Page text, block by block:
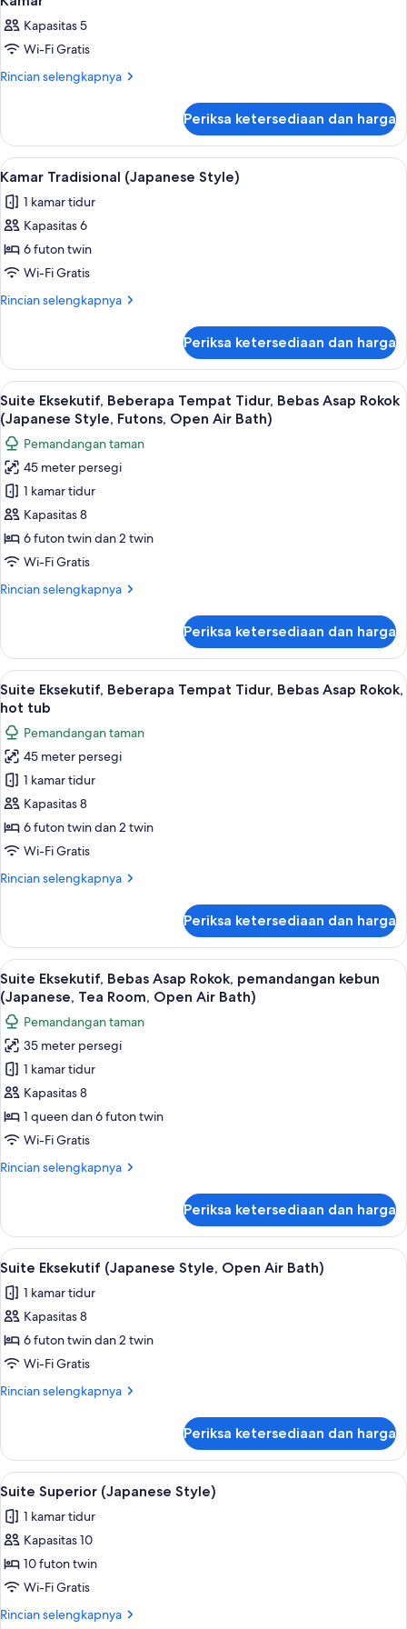
semua
foto
untuk
Kamar
Kapasitas 5
Wi-Fi Gratis
Rincian selengkapnya
Rincian
Kamar
Periksa ketersediaan dan harga
Lihat
semua
foto
untuk
Kamar
Tradisional
(Japanese
Kamar Tradisional (Japanese Style)
1
Kamar Tradisional (Japanese Style)
1 kamar tidur
Kapasitas 6
6 futon twin
Wi-Fi Gratis
Rincian selengkapnya
Rincian
Kamar
Tradisional
(Japanese
Style)
Periksa ketersediaan dan harga
Lihat
semua
foto
untuk
Suite
Eksekutif,
Beberapa
Tempat
Tidur,
Asap
Style,
Futons,
Open
Air
Bath)
44
Suite Eksekutif, Beberapa Tempat Tidur, Bebas Asap Rokok
(Japanese Style, Futons, Open Air Bath)
Pemandangan taman
45 meter persegi
1 kamar tidur
Kapasitas 8
6 futon twin dan 2 twin
Wi-Fi Gratis
Rincian selengkapnya
Rincian
Suite
Eksekutif,
Beberapa
Tempat
Bebas
Asap
Rokok
(Japanese
Style,
Open
Air
Periksa ketersediaan dan harga
Lihat
semua
foto
untuk
Suite
Eksekutif,
Beberapa
Tempat
Tidur,
Asap
tub
Suite Eksekutif, Beberapa Tempat
33
Suite Eksekutif, Beberapa Tempat Tidur, Bebas Asap Rokok,
hot tub
Pemandangan taman
45 meter persegi
1 kamar tidur
Kapasitas 8
6 futon twin dan 2 twin
Wi-Fi Gratis
Rincian selengkapnya
Rincian
Suite
Eksekutif,
Beberapa
Tempat
Tidur,
Bebas
Asap
Rokok,
hot
tub
Periksa ketersediaan dan harga
Lihat
semua
foto
untuk
Suite
Eksekutif,
Bebas
Asap
Rokok,
kebun
Room,
Open
Air
Bath)
Suite Eksekutif, Bebas Asap Rokok,
37
Suite Eksekutif, Bebas Asap Rokok, pemandangan kebun
(Japanese, Tea Room, Open Air Bath)
Pemandangan taman
35 meter persegi
1 kamar tidur
Kapasitas 8
1 queen dan 6 futon twin
Wi-Fi Gratis
Rincian selengkapnya
Rincian
Suite
Eksekutif,
Bebas
Rokok,
pemandangan
(Japanese,
Tea
Open
Periksa ketersediaan dan harga
Lihat
semua
foto
untuk
Suite
Eksekutif
(Japanese
Air
Bath)
30
Suite Eksekutif (Japanese Style, Open Air Bath)
1 kamar tidur
Kapasitas 8
6 futon twin dan 2 twin
Wi-Fi Gratis
Rincian selengkapnya
Rincian
Suite
Eksekutif
(Japanese
Open
Air
Periksa ketersediaan dan harga
Lihat
semua
foto
untuk
Suite
Superior
(Japanese
Suite Superior (Japanese Style) |
1
Suite Superior (Japanese Style)
1 kamar tidur
Kapasitas 10
10 futon twin
Wi-Fi Gratis
Rincian selengkapnya
Rincian